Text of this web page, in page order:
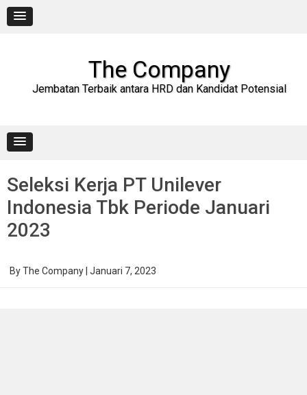
content
The Company
Jembatan Terbaik antara HRD dan Kandidat Potensial
Seleksi Kerja PT Unilever
Indonesia Tbk Periode Januari
2023
ByThe Company Januari 7, 2023